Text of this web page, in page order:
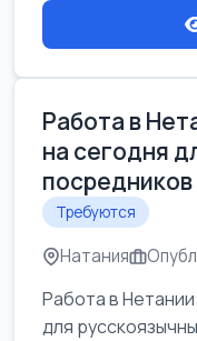
Работа в
на сегодня
посредников
Требуются
Натания
Работа в
для